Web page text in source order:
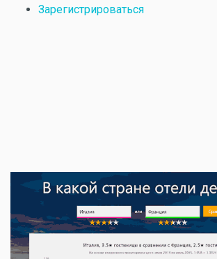
Зарегистрироваться